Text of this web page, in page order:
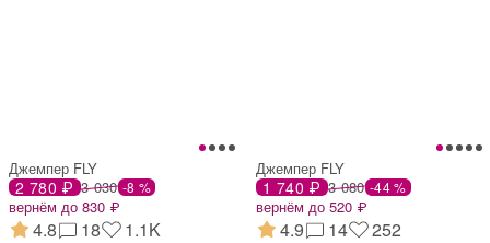
Джемпер FLY
2 780 ₽ 3 030 -8 %
вернём до 830 ₽
4.8 18 1.1K
Джемпер FLY
1 740 ₽ 3 080 -44 %
вернём до 520 ₽
4.9 14 252